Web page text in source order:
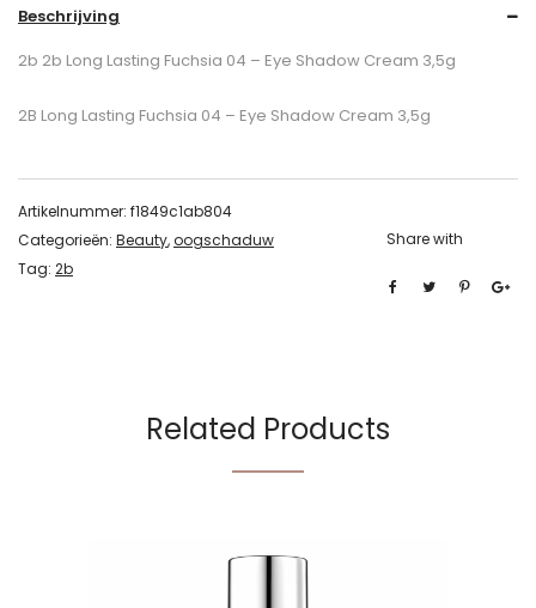
Beschrijving
2b 2b Long Lasting Fuchsia 04 – Eye Shadow Cream 3,5g
2B Long Lasting Fuchsia 04 – Eye Shadow Cream 3,5g
Artikelnummer: f1849c1ab804
Categorieën: Beauty,oogschaduw
Tag: 2b
Share with
Related Products